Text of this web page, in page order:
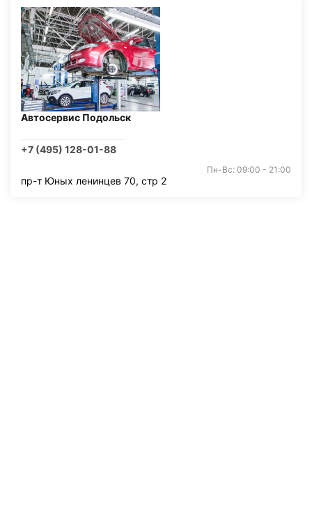
Автосервис Подольск
+7 (495) 128-01-88
Пн-Вс: 09:00 - 21:00
пр-т Юных ленинцев 70, стр 2